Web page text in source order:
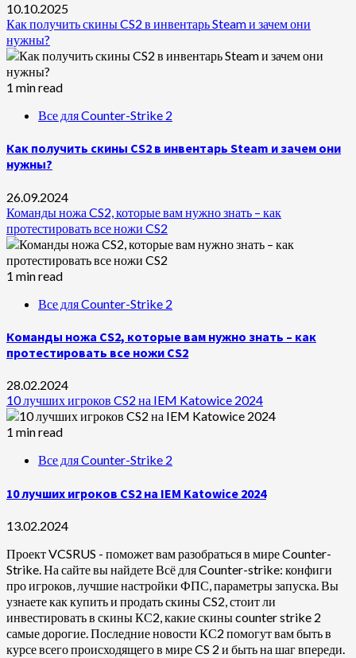
10.10.2025
Как получить скины CS2 в инвентарь Steam и зачем они
нужны?
1 min read
Все для Counter-Strike 2
Как получить скины CS2 в инвентарь Steam и зачем они
нужны?
26.09.2024
Команды ножа CS2, которые вам нужно знать – как
протестировать все ножи CS2
1 min read
Все для Counter-Strike 2
Команды ножа CS2, которые вам нужно знать – как
протестировать все ножи CS2
28.02.2024
10 лучших игроков CS2 на IEM Katowice 2024
1 min read
Все для Counter-Strike 2
10 лучших игроков CS2 на IEM Katowice 2024
13.02.2024
Проект VCSRUS - поможет вам разобраться в мире Counter-
Strike. На сайте вы найдете Всё для Counter-strike: конфиги
про игроков, лучшие настройки ФПС, параметры запуска. Вы
узнаете как купить и продать скины CS2, стоит ли
инвестировать в скины КС2, какие скины counter strike 2
самые дорогие. Последние новости КС2 помогут вам быть в
курсе всего происходящего в мире CS 2 и быть на шаг впереди.